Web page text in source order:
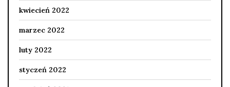
kwiecień 2022
marzec 2022
luty 2022
styczeń 2022